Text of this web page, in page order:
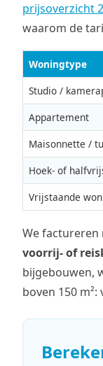
prijsoverzicht
waarom de
Woningtype
Studio /
Appartement
Maisonnette /
Hoek- of
Vrijstaande
We factureren
voorrij- of
bijgebouwen,
boven 150